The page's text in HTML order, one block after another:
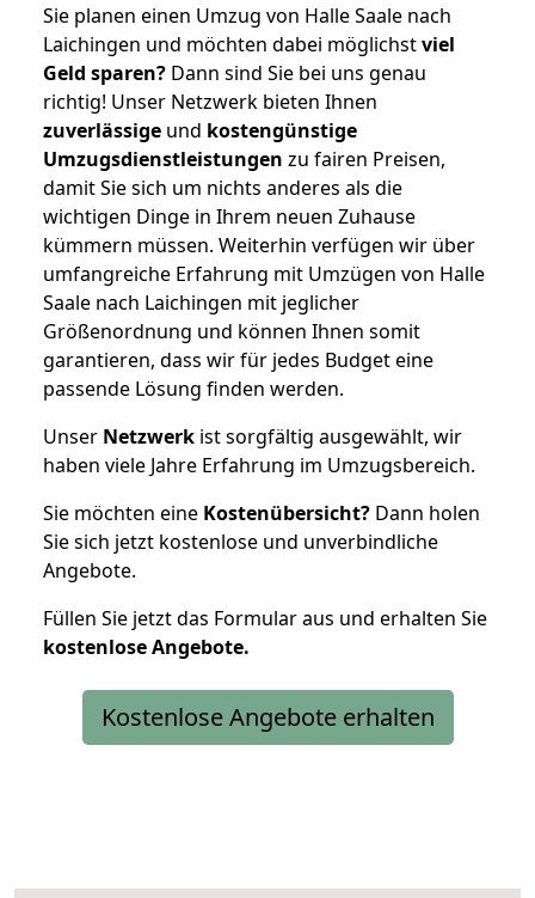
Sie planen einen Umzug von Halle Saale nach
Laichingen und möchten dabei möglichstviel
Geld sparen? Dann sind Sie bei uns genau
richtig! Unser Netzwerk bieten Ihnen
zuverlässige und kostengünstige
Umzugsdienstleistungen zu fairen Preisen,
damit Sie sich um nichts anderes als die
wichtigen Dinge in Ihrem neuen Zuhause
kümmern müssen. Weiterhin verfügen wir über
umfangreiche Erfahrung mit Umzügen von Halle
Saale nach Laichingen mit jeglicher
Größenordnung und können Ihnen somit
garantieren, dass wir für jedes Budget eine
passende Lösung finden werden.
Unser Netzwerk ist sorgfältig ausgewählt, wir
haben viele Jahre Erfahrung im Umzugsbereich.
Sie möchten eine Kostenübersicht? Dann holen
Sie sich jetzt kostenlose und unverbindliche
Angebote.
Füllen Sie jetzt das Formular aus und erhalten Sie
kostenloseAngebote.
Kostenlose Angebote erhalten